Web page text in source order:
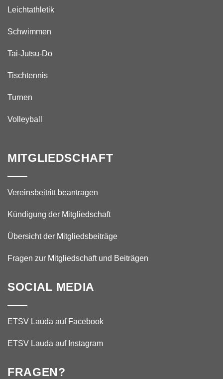
Leichtathletik
Schwimmen
Tai-Jutsu-Do
Tischtennis
Turnen
Volleyball
MITGLIEDSCHAFT
Vereinsbeitritt beantragen
Kündigung der Mitgliedschaft
Übersicht der Mitgliedsbeiträge
Fragen zur Mitgliedschaft und Beiträgen
SOCIAL MEDIA
ETSV Lauda auf Facebook
ETSV Lauda auf Instagram
FRAGEN?